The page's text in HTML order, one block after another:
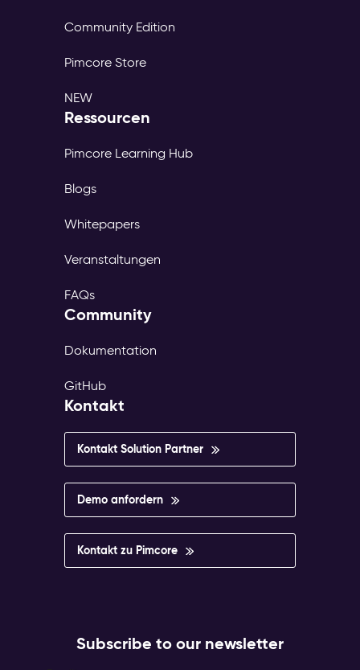
Community Edition
Pimcore Store
NEW
Ressourcen
Pimcore Learning Hub
Blogs
Whitepapers
Veranstaltungen
FAQs
Community
Dokumentation
GitHub
Kontakt
Kontakt Solution Partner
Demo anfordern
Kontakt zu Pimcore
Subscribe to our newsletter